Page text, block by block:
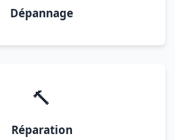
Dépannage
🔨
Réparation